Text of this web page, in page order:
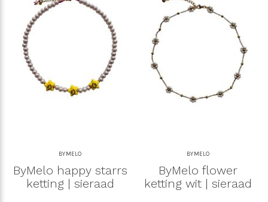
BYMELO
ByMelo happy starrs
ketting | sieraad
BYMELO
ByMelo flower
ketting wit | sieraad